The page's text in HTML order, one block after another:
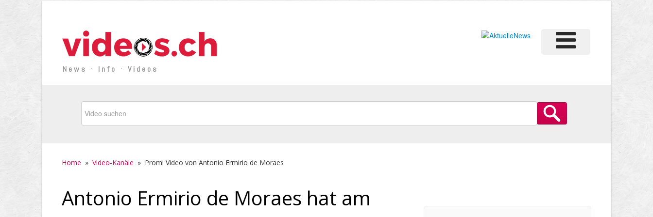
News · Info · Videos
Home » Video-Kanäle » Promi Video von Antonio Ermirio de Moraes
Antonio Ermirio de Moraes hat am